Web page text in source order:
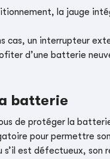
la jauge
cas, un interrupteur
d’une batterie
batterie
de protéger la
pour permettre
s’il est défectueux,